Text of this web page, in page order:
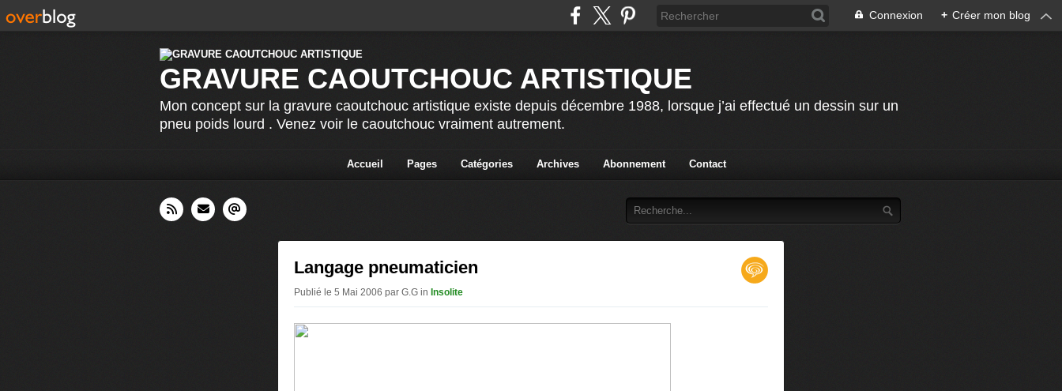
Connexion + Créer mon blog
GRAVURE CAOUTCHOUC ARTISTIQUE
Mon concept sur la gravure caoutchouc artistique existe depuis décembre 1988, lorsque j’ai effectué un dessin sur un
pneu poids lourd . Venez voir le caoutchouc vraiment autrement.
Accueil Pages Catégories Archives Abonnement Contact
Langage pneumaticien
Publié le 5 Mai 2006 par G.G in Insolite